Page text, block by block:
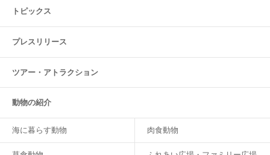
トピックス
プレスリリース
ツアー・ アトラクション
動物の紹介
海に暮らす動物 肉食動物